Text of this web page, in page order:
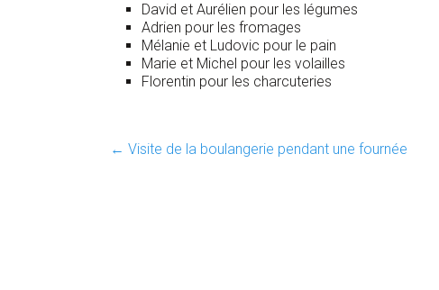
David et Aurélien pour les légumes
Adrien pour les fromages
Mélanie et Ludovic pour le pain
Marie et Michel pour les volailles
Florentin pour les charcuteries
← Visite de la boulangerie pendant une fournée